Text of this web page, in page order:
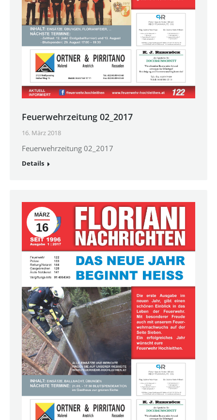
Feuerwehrzeitung 02_2017
16. März 2018
Feuerwehrzeitung 02_2017
Details
MÄRZ
16